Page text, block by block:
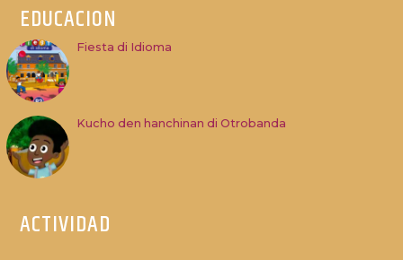
EDUCACION
Fiesta di Idioma
Kucho den hanchinan di Otrobanda
ACTIVIDAD